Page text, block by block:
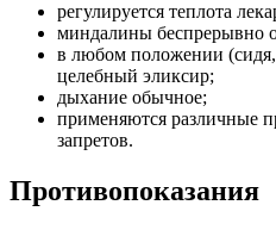
регулируется теплота
миндалины беспрерывно
в любом положении
целебный эликсир;
дыхание обычное;
применяются различные
запретов.
Противопоказания